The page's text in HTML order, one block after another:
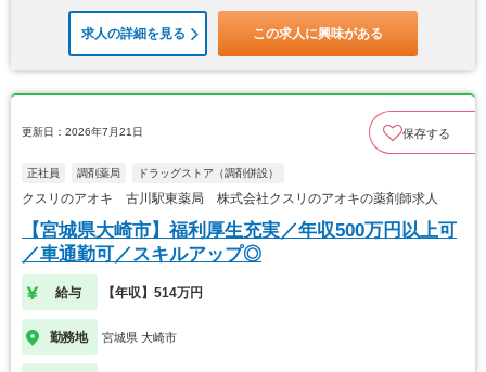
求人の詳細を見る この求人に興味がある
更新日：2026年7月21日 保存する
正社員 調剤薬局 ドラッグストア（調剤併設）
クスリのアオキ 古川駅東薬局 株式会社クスリのアオキの薬剤師求人
【宮城県大崎市】福利厚生充実／年収500万円以上可
／車通勤可／スキルアップ◎
給与 【年収】514万円
勤務地 宮城県 大崎市